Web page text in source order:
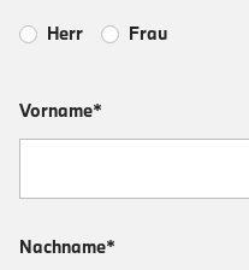
Herr Frau
Vorname*
Nachname*